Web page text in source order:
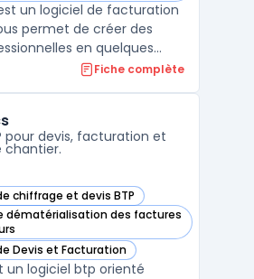
un logiciel de facturation
permet de créer des
en quelques
également la possibilité de
telles que la
...
Fiche complète
pour devis, facturation et
chantier.
chiffrage et devis BTP
cette catégorie
dématérialisation des factures
cette catégorie
Devis et Facturation
cette catégorie
un logiciel btp orienté